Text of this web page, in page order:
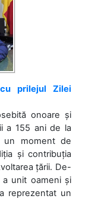
prilejul Zilei
onoare și
a 155 ani de la
un moment de
și contribuția
țării. De-
unit oameni și
reprezentat un